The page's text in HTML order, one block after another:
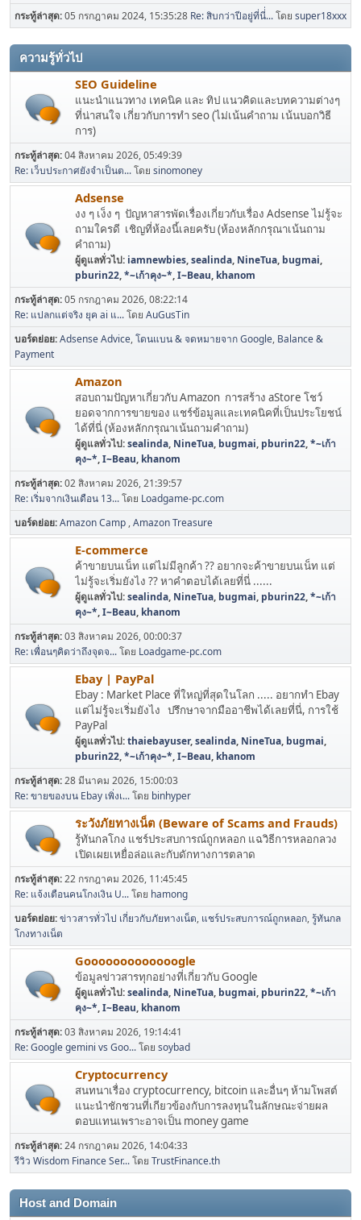
กระทู้ล่าสุด:05 กรกฎาคม 2024, 15:35:28 Re: สิบกว่าปีอยู่ที่นี่่...โดย super18xxx
ความรู้ทั่วไป
SEO Guideline
แนะนำแนวทาง เทคนิค และ ทิป แนวคิดและบทความต่างๆ
ที่น่าสนใจ เกี่ยวกับการทำ seo (ไม่เน้นคำถาม เน้นบอกวิธี
การ)
กระทู้ล่าสุด:04 สิงหาคม 2026, 05:49:39
Re: เว็บประกาศยังจำเป็นต...โดย sinomoney
Adsense
งง ๆ เง็ง ๆ ปัญหาสารพัดเรื่องเกี่ยวกับเรื่อง Adsense ไม่รู้จะ
ถามใครดี เชิญที่ห้องนี้เลยครับ (ห้องหลักกรุณาเน้นถาม
คำถาม)
ผู้ดูแลทั่วไป: iamnewbies,sealinda, NineTua, bugmai,
pburin22,*~เก้าคุง~*,I~Beau, khanom
กระทู้ล่าสุด:05 กรกฎาคม 2026, 08:22:14
Re: แปลกแต่จริง ยุค ai แ...โดย AuGusTin
บอร์ดย่อย Adsense Advice โดนแบน & จดหมายจาก Google Balance &
Payment
Amazon
สอบถามปัญหาเกี่ยวกับ Amazon การสร้าง aStore โชว์
ยอดจากการขายของ แชร์ข้อมูลและเทคนิคที่เป็นประโยชน์
ได้ที่นี่ (ห้องหลักกรุณาเน้นถามคำถาม)
ผู้ดูแลทั่วไป:sealinda, NineTua, bugmai, pburin22,*~เก้า
คุง~*,I~Beau, khanom
กระทู้ล่าสุด:02 สิงหาคม 2026, 21:39:57
Re: เริ่มจากเงินเดือน 13...โดย Loadgame-pc.com
บอร์ดย่อย Amazon Camp Amazon Treasure
E-commerce
ค้าขายบนเน็ท แต่ไม่มีลูกค้า ?? อยากจะค้าขายบนเน็ท แต่
ไม่รู้จะเริ่มยังไง ?? หาคำตอบได้เลยที่นี่ ......
ผู้ดูแลทั่วไป:sealinda, NineTua, bugmai, pburin22,*~เก้า
คุง~*,I~Beau, khanom
กระทู้ล่าสุด:03 สิงหาคม 2026, 00:00:37
Re: เพื่อนๆคิดว่าถึงจุดจ...โดย Loadgame-pc.com
Ebay | PayPal
Ebay : Market Place ที่ใหญ่ที่สุดในโลก ..... อยากทำ Ebay
แต่ไม่รู้จะเริ่มยังไง ปรึกษาจากมืออาชีพได้เลยที่นี่, การใช้
PayPal
ผู้ดูแลทั่วไป:thaiebayuser,sealinda, NineTua, bugmai,
pburin22,*~เก้าคุง~*,I~Beau, khanom
กระทู้ล่าสุด:28 มีนาคม 2026, 15:00:03
Re: ขายของบน Ebay เพิ่งเ...โดย binhyper
ระวังภัยทางเน็ต (Beware of Scams and Frauds)
รู้ทันกลโกง แชร์ประสบการณ์ถูกหลอก แฉวิธีการหลอกลวง
เปิดเผยเหยื่อล่อและกับดักทางการตลาด
กระทู้ล่าสุด:22 กรกฎาคม 2026, 11:45:45
Re: แจ้งเตือนคนโกงเงิน U...โดย hamong
บอร์ดย่อย ข่าวสารทั่วไป เกี่ยวกับภัยทางเน็ต แชร์ประสบการณ์ถูกหลอก รู้ทันกล
โกงทางเน็ต
Gooooooooooooogle
ข้อมูลข่าวสารทุกอย่างที่เกี่ยวกับ Google
ผู้ดูแลทั่วไป:sealinda, NineTua, bugmai, pburin22,*~เก้า
คุง~*,I~Beau, khanom
กระทู้ล่าสุด:03 สิงหาคม 2026, 19:14:41
Re: Google gemini vs Goo...โดย soybad
Cryptocurrency
สนทนาเรื่อง cryptocurrency, bitcoin และอื่นๆ ห้ามโพสต์
แนะนำชักชวนที่เกียวข้องกับการลงทุนในลักษณะจ่ายผล
ตอบแทนเพราะอาจเป็น money game
กระทู้ล่าสุด:24 กรกฎาคม 2026, 14:04:33
รีวิว Wisdom Finance Ser...โดย TrustFinance.th
Host and Domain